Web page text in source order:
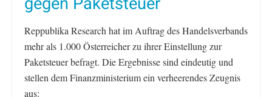
Reppublika Research hat im Auftrag des Handelsverbands
mehr als 1.000 Österreicher zu ihrer Einstellung zur
Paketsteuer befragt. Die Ergebnisse sind eindeutig und
stellen dem Finanzministerium ein verheerendes Zeugnis
aus: